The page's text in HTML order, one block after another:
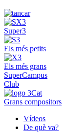
Super3
Els més petits
Els més grans
SuperCampus
Club
Grans compositors
Vídeos
De què va?